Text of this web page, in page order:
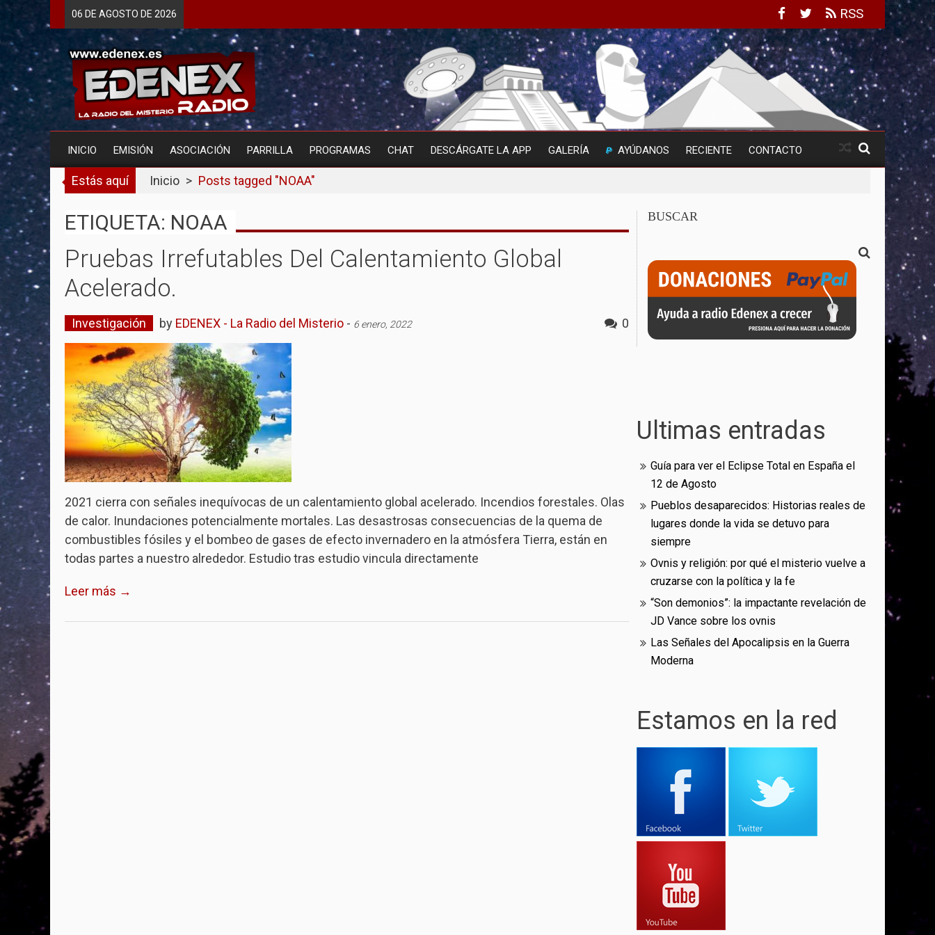
Skip
to
content
06 DE AGOSTO DE 2026 RSS
INICIO EMISIÓN ASOCIACIÓN PARRILLA PROGRAMAS CHAT DESCÁRGATE LA APP GALERÍA AYÚDANOS RECIENTE CONTACTO
Estás aquí Inicio > Posts tagged "NOAA"
ETIQUETA: NOAA
Pruebas Irrefutables Del Calentamiento Global
Acelerado.
Investigación by EDENEX - La Radio del Misterio - 6 enero, 2022 0
2021 cierra con señales inequívocas de un calentamiento global acelerado. Incendios forestales. Olas
de calor. Inundaciones potencialmente mortales. Las desastrosas consecuencias de la quema de
combustibles fósiles y el bombeo de gases de efecto invernadero en la atmósfera Tierra, están en
todas partes a nuestro alrededor. Estudio tras estudio vincula directamente
Leer más →
BUSCAR
Ultimas entradas
Guía para ver el Eclipse Total en España el
12 de Agosto
Pueblos desaparecidos: Historias reales de
lugares donde la vida se detuvo para
siempre
Ovnis y religión: por qué el misterio vuelve a
cruzarse con la política y la fe
“Son demonios”: la impactante revelación de
JD Vance sobre los ovnis
Las Señales del Apocalipsis en la Guerra
Moderna
Estamos en la red